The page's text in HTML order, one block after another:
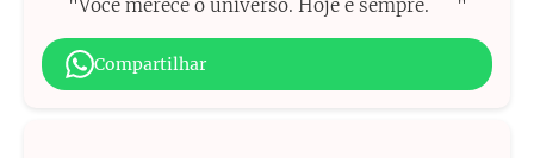
"Você merece o universo. Hoje e sempre. ❤️"
Compartilhar